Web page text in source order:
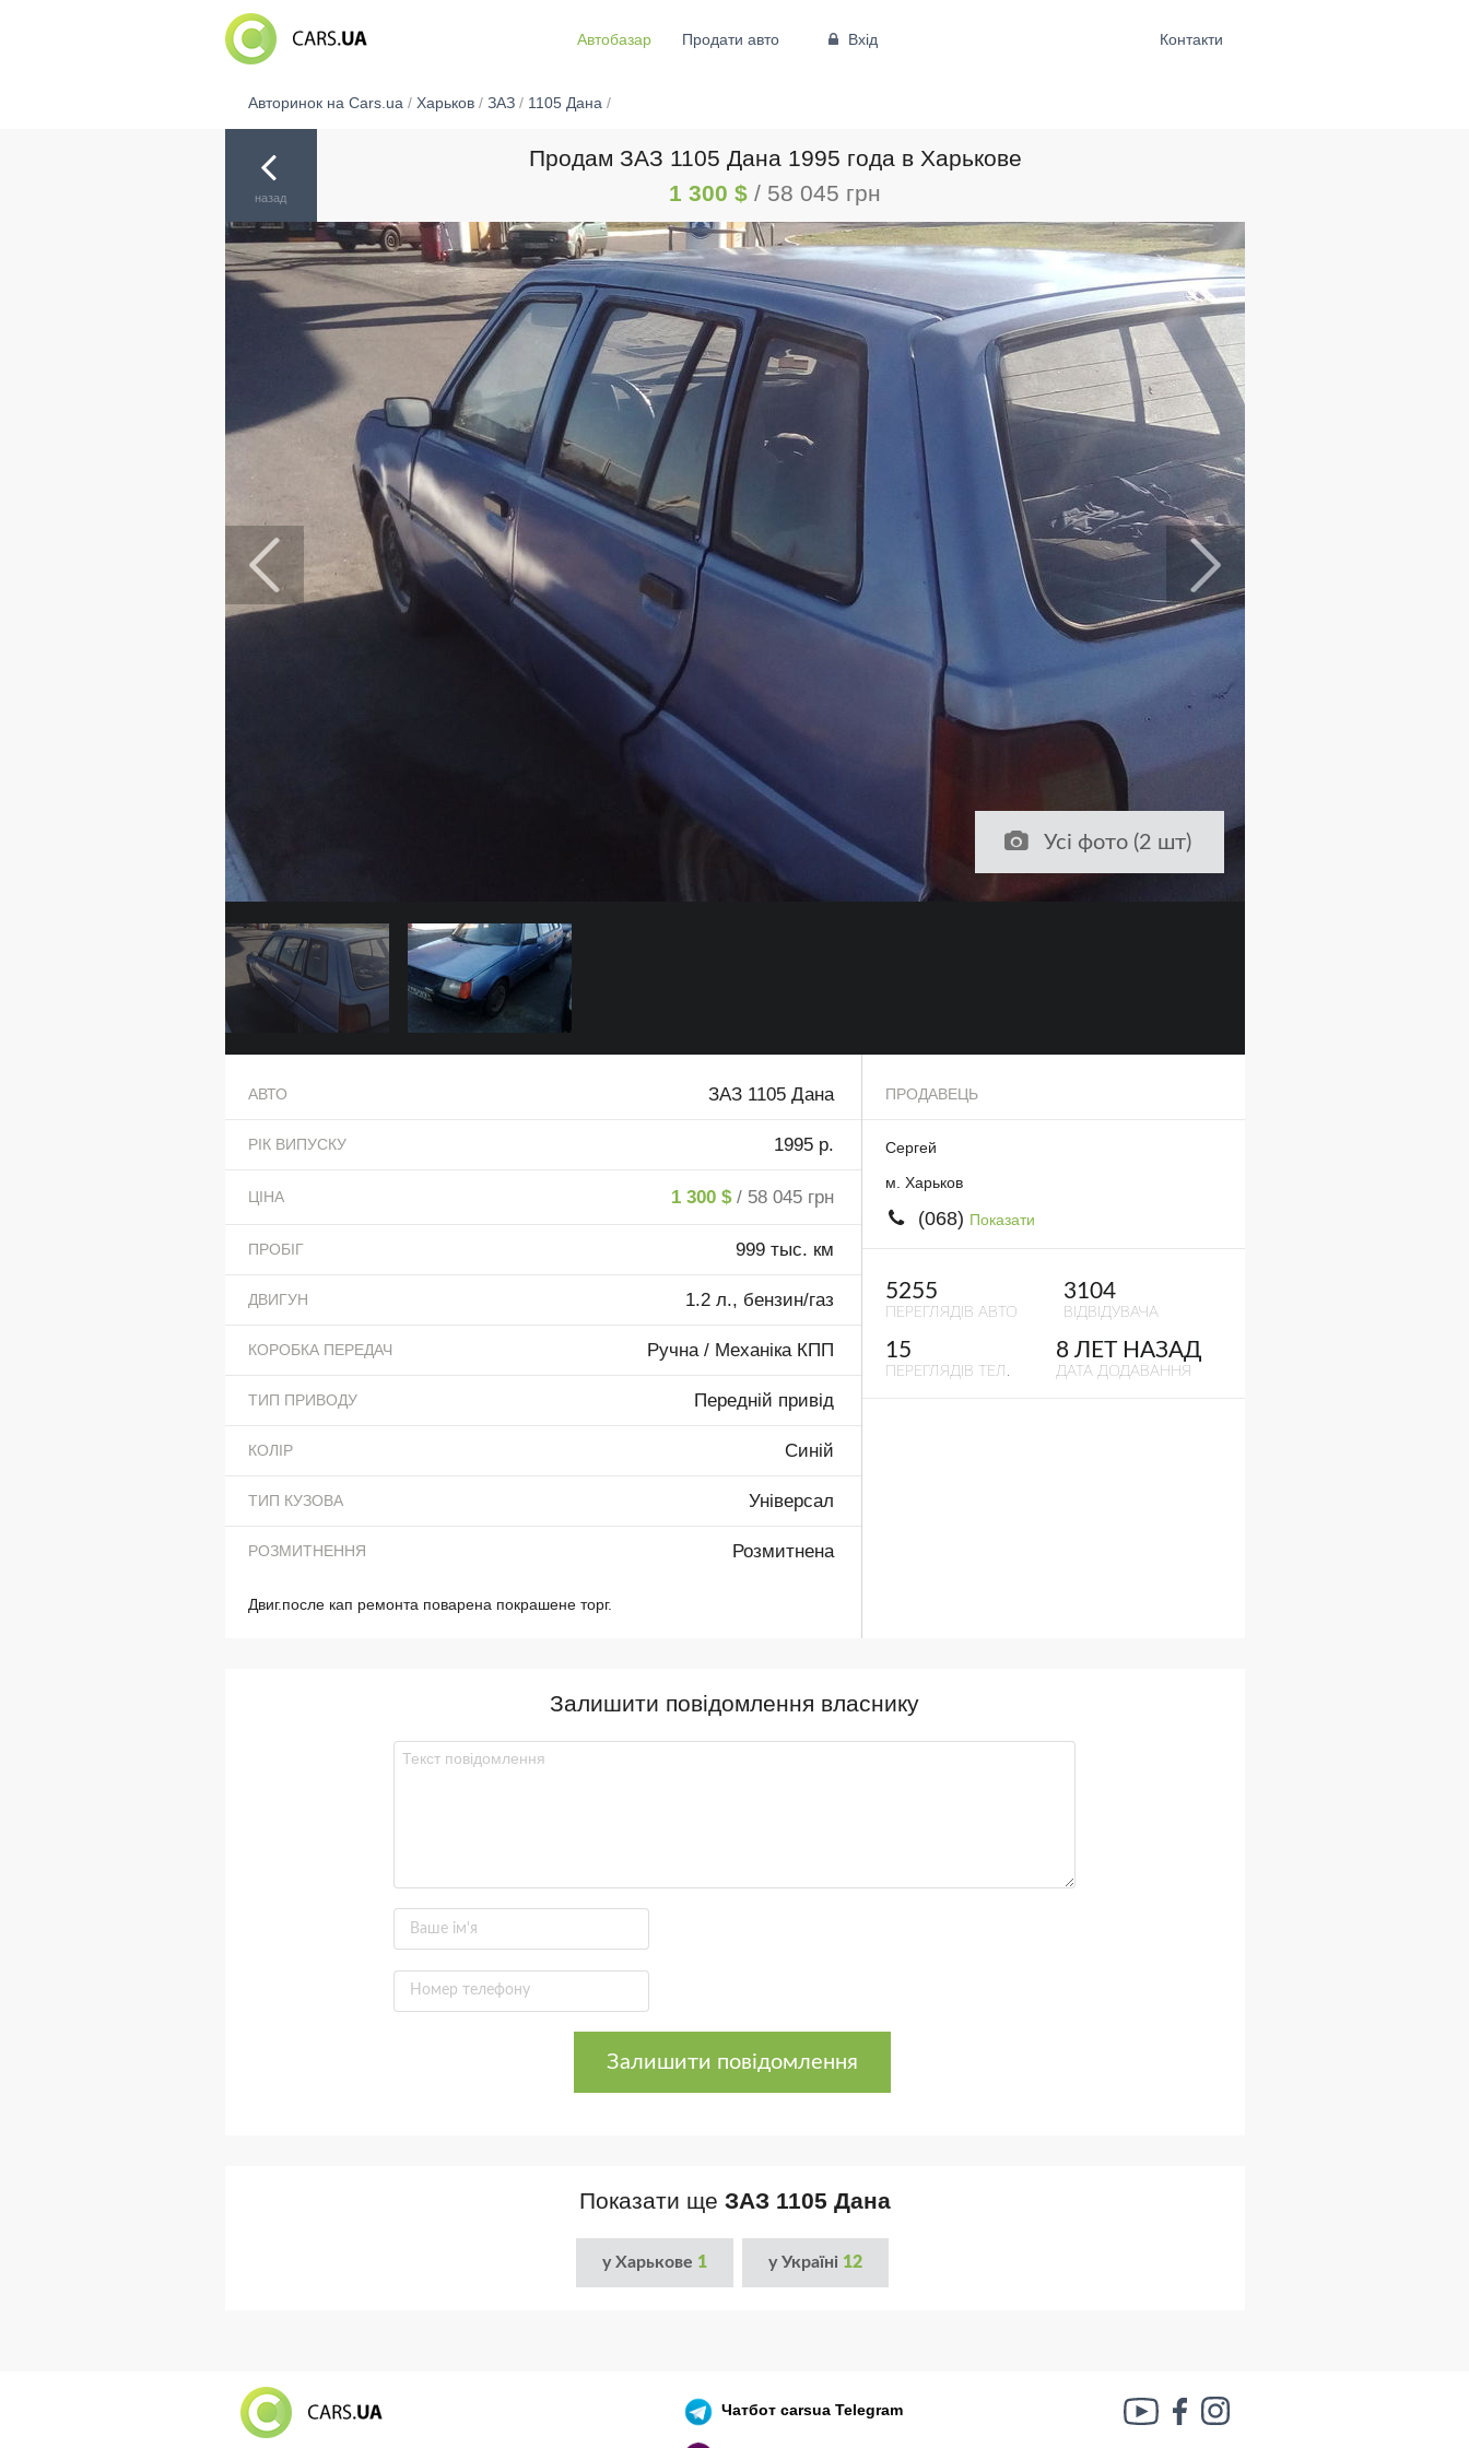
Автобазар Продати авто Вхід Контакти
Авторинок на Cars.ua / Харьков/ ЗАЗ/ 1105 Дана /
назад
Продам ЗАЗ 1105 Дана 1995 года в Харькове
1 300 $ / 58 045 грн
Усі фото (2 шт)
АВТО ЗАЗ 1105 Дана
РІК ВИПУСКУ 1995 р.
ЦІНА 1 300 $ / 58 045 грн
ПРОБІГ 999 тыс. км
ДВИГУН 1.2 л., бензин/газ
КОРОБКА ПЕРЕДАЧ Ручна / Механіка КПП
ТИП ПРИВОДУ Передній привід
КОЛІР Синій
ТИП КУЗОВА Універсал
РОЗМИТНЕННЯ Розмитнена
Двиг.после кап ремонта поварена покрашене торг.
ПРОДАВЕЦЬ
Сергей
м. Харьков
(068) Показати
5255
ПЕРЕГЛЯДІВ АВТО
3104
ВІДВІДУВАЧА
15
ПЕРЕГЛЯДІВ ТЕЛ.
8 ЛЕТ НАЗАД
ДАТА ДОДАВАННЯ
Залишити повідомлення власнику
Залишити повідомлення
Показати ще ЗАЗ 1105 Дана
у Харькове 1 у Україні 12
Чатботcarsua Telegram